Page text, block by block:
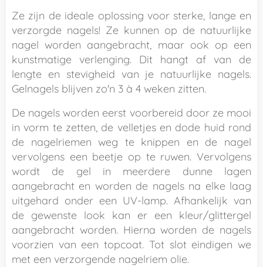
Ze zijn de ideale oplossing voor sterke, lange en
verzorgde nagels! Ze kunnen op de natuurlijke
nagel worden aangebracht, maar ook op een
kunstmatige verlenging. Dit hangt af van de
lengte en stevigheid van je natuurlijke nagels.
Gelnagels blijven zo'n 3 à 4 weken zitten.
De nagels worden eerst voorbereid door ze mooi
in vorm te zetten, de velletjes en dode huid rond
de nagelriemen weg te knippen en de nagel
vervolgens een beetje op te ruwen. Vervolgens
wordt de gel in meerdere dunne lagen
aangebracht en worden de nagels na elke laag
uitgehard onder een UV-lamp. Afhankelijk van
de gewenste look kan er een kleur/glittergel
aangebracht worden. Hierna worden de nagels
voorzien van een topcoat. Tot slot eindigen we
met een verzorgende nagelriem olie.